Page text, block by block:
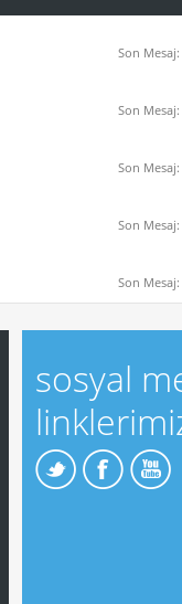
Son Mesaj:
Son Mesaj:
Son Mesaj:
Son Mesaj:
Son Mesaj:
sosyal